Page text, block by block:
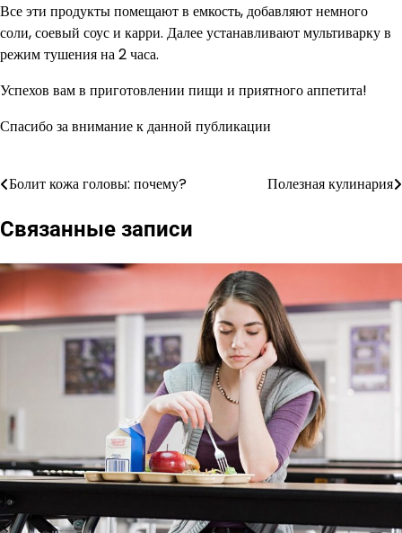
Все эти продукты помещают в емкость, добавляют немного
соли, соевый соус и карри. Далее устанавливают мультиварку в
режим тушения на 2 часа.
Успехов вам в приготовлении пищи и приятного аппетита!
Спасибо за внимание к данной публикации
Навигация
по
Болит кожа головы: почему? Полезная кулинария
Связанные записи